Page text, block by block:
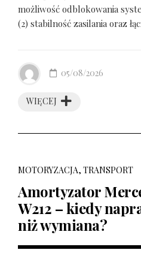
możliwość odblokowania
(2) stabilność zasilania oraz
WIĘCEJ
05/08/2026
MOTORYZACJA, TRANSPORT
Amortyzator
W212 – kiedy
niż wymiana?